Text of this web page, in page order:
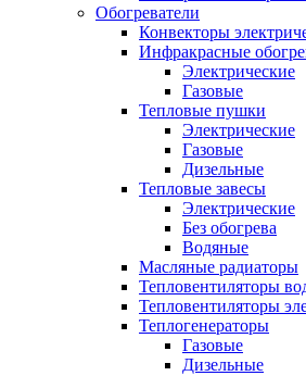
Обогреватели
Конвекторы
Инфракрасные
Электрические
Газовые
Тепловые пушки
Электрические
Газовые
Дизельные
Тепловые завесы
Электрические
Без обогрева
Водяные
Масляные радиаторы
Тепловентиляторы
Тепловентиляторы
Теплогенераторы
Газовые
Дизельные